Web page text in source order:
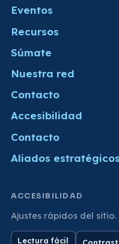
Eventos
Recursos
Súmate
Nuestra red
Contacto
Accesibilidad
Contacto
Aliados estratégicos
ACCESIBILIDAD
Ajustes rápidos del sitio.
Lectura fácil